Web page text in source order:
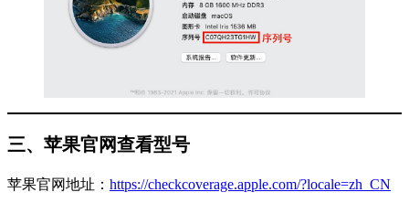
三、苹果官网查看型号
苹果官网地址： https://checkcoverage.apple.com/?locale=zh_CN